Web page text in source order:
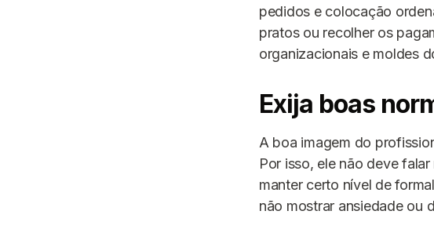
pedidos e colocação
pratos ou recolher os
organizacionais e moldes
Exija boas
A boa imagem do
Por isso, ele não deve
manter certo nível de
não mostrar ansiedade ou